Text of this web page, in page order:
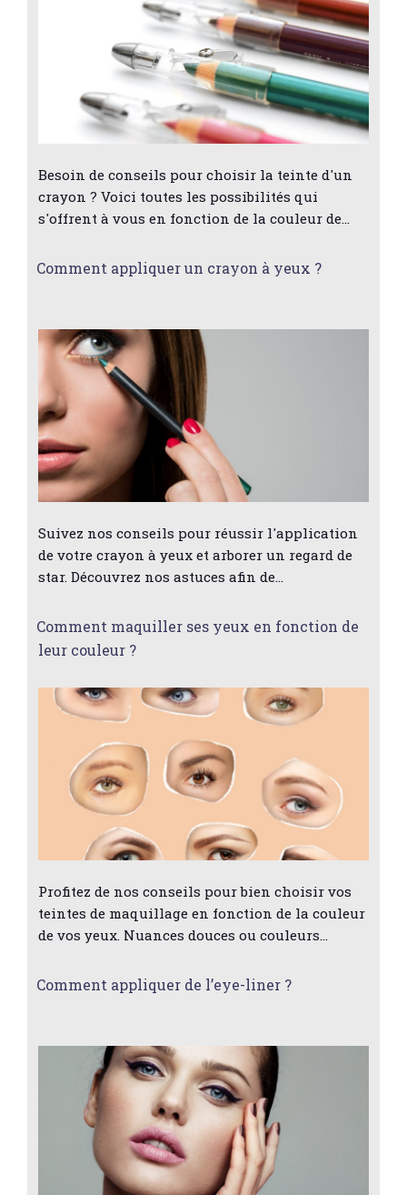
Besoin de conseils pour choisir la teinte d'un
crayon ? Voici toutes les possibilités qui
s'offrent à vous en fonction de la couleur de…
Comment appliquer un crayon à yeux ?
Suivez nos conseils pour réussir l'application
de votre crayon à yeux et arborer un regard de
star. Découvrez nos astuces afin de…
Comment maquiller ses yeux en fonction de
leur couleur ?
Profitez de nos conseils pour bien choisir vos
teintes de maquillage en fonction de la couleur
de vos yeux. Nuances douces ou couleurs…
Comment appliquer de l’eye-liner ?